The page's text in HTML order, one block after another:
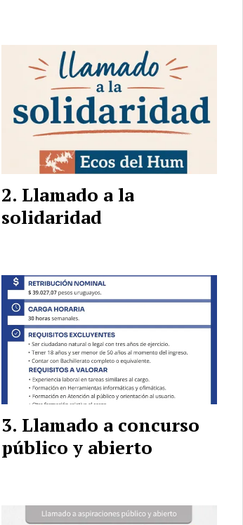
Llamado a la
solidaridad
Llamado a concurso
público y abierto